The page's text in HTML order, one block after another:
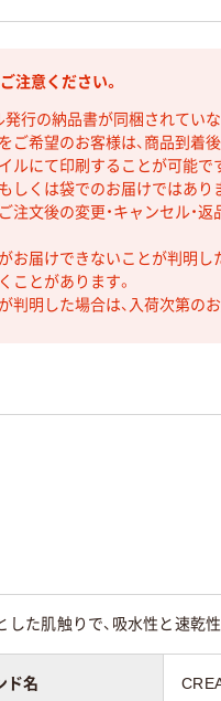
注意ください。
発行の納品書が同梱されてい
ご希望のお客様は、商品到着
ルにて印刷することが可能で
しくは袋でのお届けではあり
文後の変更・キャンセル・返
お届けできないことが判明し
ことがあります。
判明した場合は、入荷次第の
肌触りで、吸水性と速乾性
ド名